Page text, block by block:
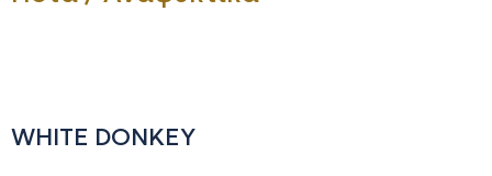
WHITE DONKEY